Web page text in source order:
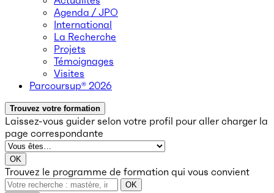
Agenda / JPO
International
La Recherche
Projets
Témoignages
Visites
Parcoursup® 2026
Trouvez votre formation
Laissez-vous guider selon votre profil pour aller charger la
page correspondante
OK
Trouvez le programme de formation qui vous convient
OK